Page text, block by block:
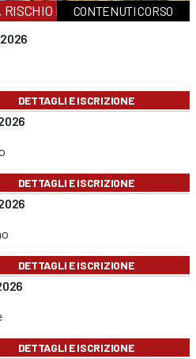
BASSOCONTENUTI CORSO
DETTAGLI E ISCRIZIONE
DETTAGLI E ISCRIZIONE
DETTAGLI E ISCRIZIONE
DETTAGLI E ISCRIZIONE